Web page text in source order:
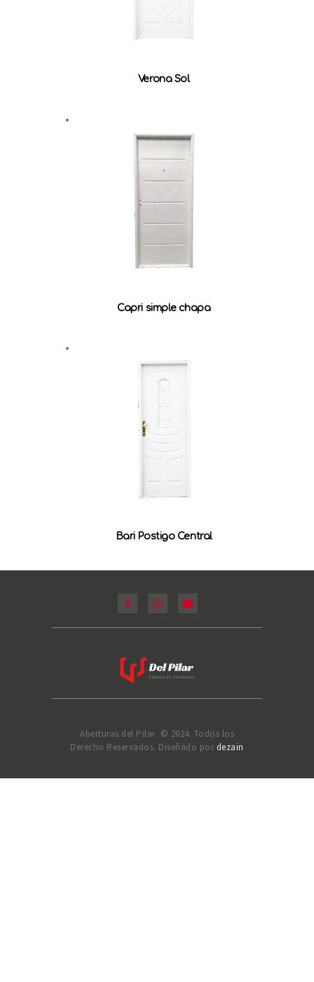
Verona Sol
Capri simple chapa
Bari Postigo Central
Aberturas del Pilar © 2024. Todos los
Derecho Reservados. Diseñado por dezain